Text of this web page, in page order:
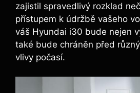
zajistil spravedlivý rozklad
přístupem k údržbě vašeho
váš Hyundai i30 bude nejen
také bude chráněn před
vlivy počasí.